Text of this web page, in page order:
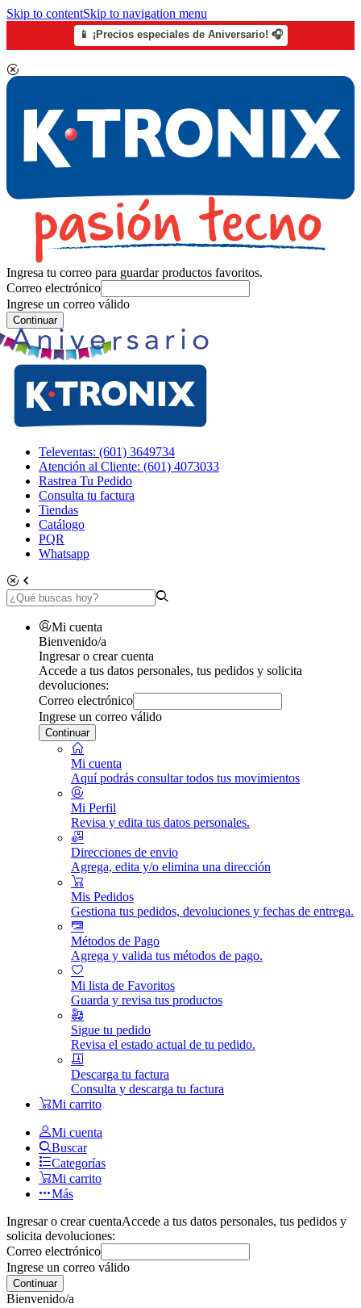
Skip to contentSkip to navigation menu
📱 ¡Precios especiales de Aniversario! 🎧
Ingresa tu correo para guardar productos favoritos.
Correo electrónico
Ingrese un correo válido
Continuar
Televentas: (601) 3649734
Atención al Cliente: (601) 4073033
Rastrea Tu Pedido
Consulta tu factura
Tiendas
Catálogo
PQR
Whatsapp
Mi cuenta
Bienvenido/a
Ingresar o crear cuenta
Accede a tus datos personales, tus pedidos y solicita
devoluciones:
Correo electrónico
Ingrese un correo válido
Continuar
Mi cuenta
Aquí podrás consultar todos tus movimientos
Mi Perfil
Revisa y edita tus datos personales.
Direcciones de envio
Agrega, edita y/o elimina una dirección
Mis Pedidos
Gestiona tus pedidos, devoluciones y fechas de entrega.
Métodos de Pago
Agrega y valida tus métodos de pago.
Mi lista de Favoritos
Guarda y revisa tus productos
Sigue tu pedido
Revisa el estado actual de tu pedido.
Descarga tu factura
Consulta y descarga tu factura
Mi carrito
Mi cuenta
Buscar
Categorías
Mi carrito
Más
Ingresar o crear cuentaAccede a tus datos personales, tus pedidos y
solicita devoluciones:
Correo electrónico
Ingrese un correo válido
Continuar
Bienvenido/a